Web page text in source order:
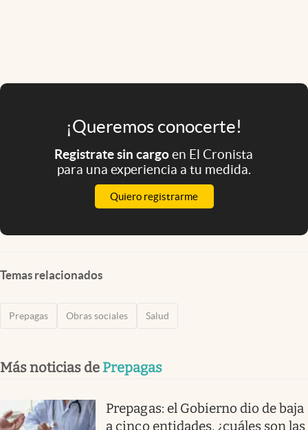
¡Queremos conocerte!
Registrate sin cargoen El Cronista
para una experiencia a tu medida.
Quiero registrarme
Temas relacionados
Prepagas Obras sociales Salud
Más noticias de Prepagas
Prepagas: el Gobierno dio de baja
a cinco entidades, ¿cuáles son las